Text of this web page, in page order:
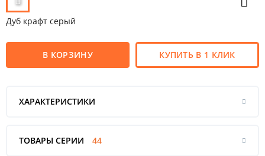
Дуб крафт серый
В КОРЗИНУ КУПИТЬ В 1 КЛИК
ХАРАКТЕРИСТИКИ
ТОВАРЫ СЕРИИ 44